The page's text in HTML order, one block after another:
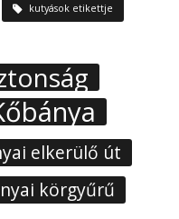
kutyások etikettje
elkerülő út
körgyűrű